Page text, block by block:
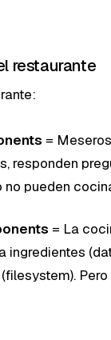
restaurante
=
responden
no pueden
= La
ingredientes